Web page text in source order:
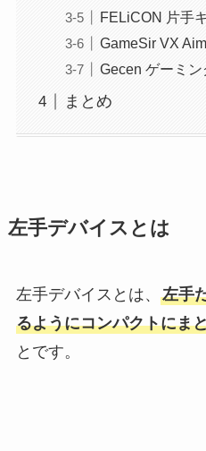
FELiCON 片手
GameSir VX
Gecen ゲーミ
まとめ
左手デバイスとは
左手デバイスとは、 左手
るようにコンパクトにま
とです。